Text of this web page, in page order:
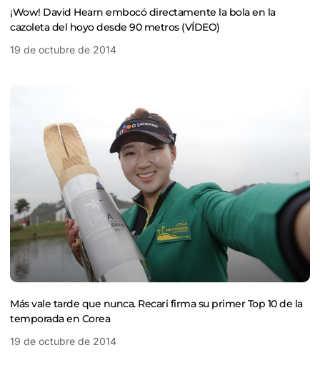
¡Wow! David Hearn embocó directamente la bola en la
cazoleta del hoyo desde 90 metros (VÍDEO)
19 de octubre de 2014
Más vale tarde que nunca. Recari firma su primer Top 10 de la
temporada en Corea
19 de octubre de 2014